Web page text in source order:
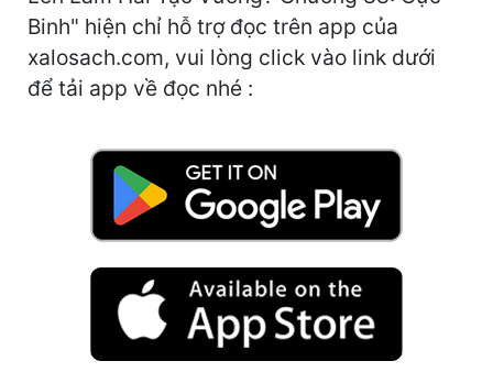
Huyền Ảo
Hài Hước
Khoa Huyễn Không Gian
Binh" hiện chỉ hỗ trợ đọc trên app của
xalosach.com, vui lòng click vào link dưới
để tải app về đọc nhé :